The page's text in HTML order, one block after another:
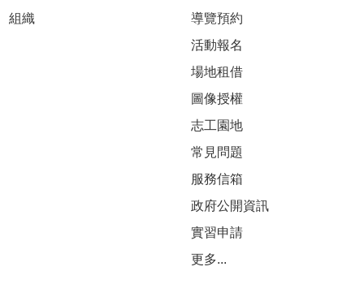
組織
導覽預約
活動報名
場地租借
圖像授權
志工園地
常見問題
服務信箱
政府公開資訊
實習申請
更多...